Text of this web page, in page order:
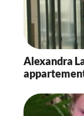
Alexandra